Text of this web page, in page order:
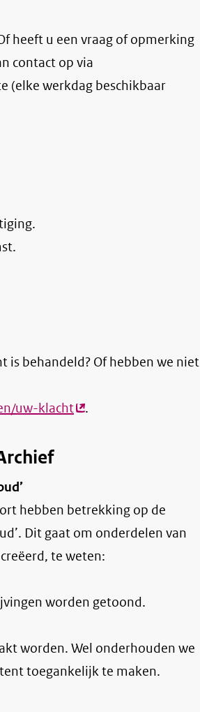
heeft u een vraag of opmerking
contact op via
(elke werkdag beschikbaar
is behandeld? Of hebben we niet
uw-klacht(externe
.
hebben betrekking op de
Dit gaat om onderdelen van
te weten:
worden getoond.
worden. Wel onderhouden we
toegankelijk te maken.